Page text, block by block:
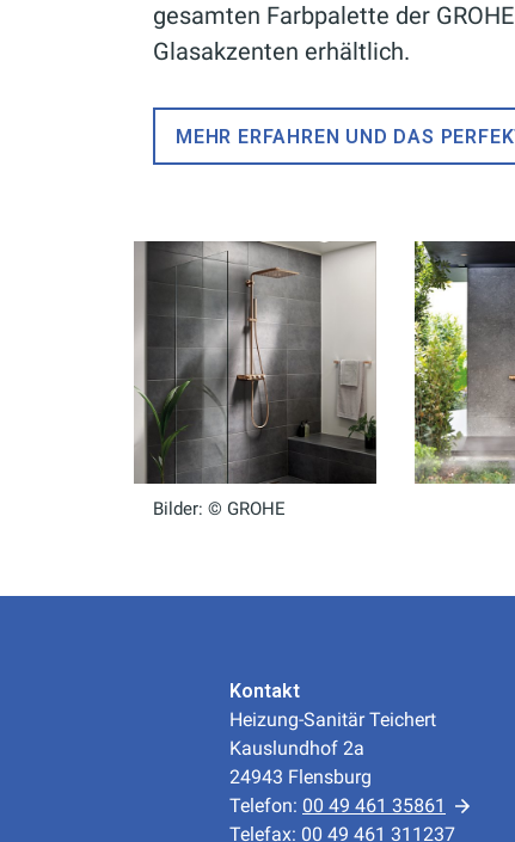
gesamten Farbpalette der
Glasakzenten erhältlich.
MEHR ERFAHREN UND DAS
Bilder: © GROHE
Kontakt
Heizung-Sanitär Teichert
Kauslundhof 2a
24943 Flensburg
Telefon: 00 49 461 35861
Telefax: 00 49 461 311237